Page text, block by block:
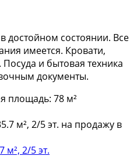
достойном состоянии. Все
имеется. Кровати,
и бытовая техника
документы.
площадь: 78 м²
м², 2/5 эт.